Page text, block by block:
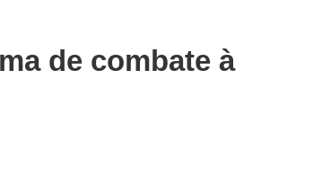
de combate à